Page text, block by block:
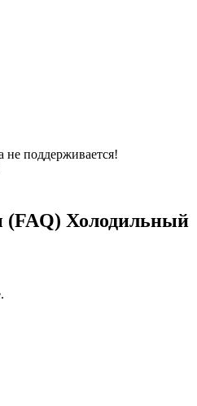
не поддерживается!
(FAQ) Холодильный